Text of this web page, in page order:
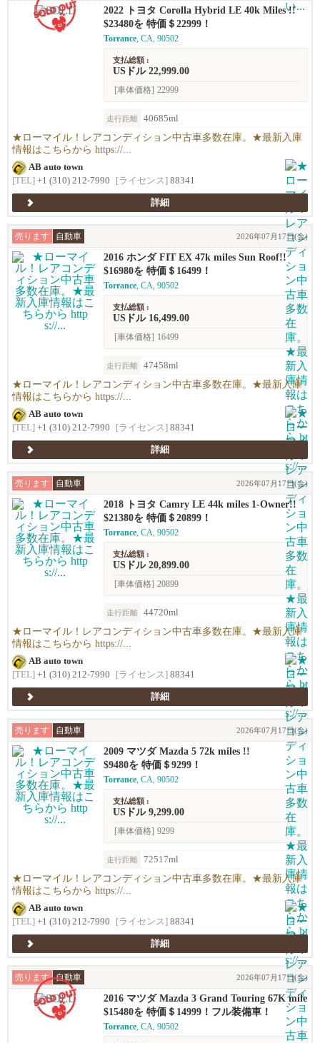
2022 トヨタ Corolla Hybrid LE 40k Miles !!
$23480を 特価＄22999！
Torrance, CA, 90502
支払総額 :
USドル 22,999.00
[車体価格] 22999
走行距離 40685ml
★ローマイル！レアコンディション中古車多数在庫。★最新入庫
情報はこちらから https://...
AB auto town
[TEL] +1 (310) 212-7990 [ライセンス] 88341
詳細
売ります 自動車 2026年07月17日(金)
2016 ホンダ FIT EX 47k miles Sun Roof!!
$16980を 特価＄16499！
Torrance, CA, 90502
支払総額 :
USドル 16,499.00
[車体価格] 16499
走行距離 47458ml
★ローマイル！レアコンディション中古車多数在庫。★最新入庫
情報はこちらから https://...
AB auto town
[TEL] +1 (310) 212-7990 [ライセンス] 88341
詳細
売ります 自動車 2026年07月17日(金)
2018 トヨタ Camry LE 44k miles 1-Owner!!
$21380を 特価＄20899！
Torrance, CA, 90502
支払総額 :
USドル 20,899.00
[車体価格] 20899
走行距離 44720ml
★ローマイル！レアコンディション中古車多数在庫。★最新入庫
情報はこちらから https://...
AB auto town
[TEL] +1 (310) 212-7990 [ライセンス] 88341
詳細
売ります 自動車 2026年07月17日(金)
2009 マツダ Mazda 5 72k miles !!
$9480を 特価＄9299！
Torrance, CA, 90502
支払総額 :
USドル 9,299.00
[車体価格] 9299
走行距離 72517ml
★ローマイル！レアコンディション中古車多数在庫。★最新入庫
情報はこちらから https://...
AB auto town
[TEL] +1 (310) 212-7990 [ライセンス] 88341
詳細
売ります 自動車 2026年07月17日(金)
2016 マツダ Mazda 3 Grand Touring 67K mile
s !
$15480を 特価＄14999！フル装備車！
Torrance, CA, 90502